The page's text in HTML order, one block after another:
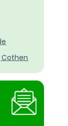
Cothen